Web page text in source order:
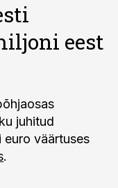
eest
juhitud
väärtuses
.